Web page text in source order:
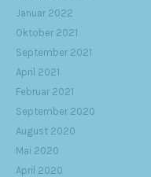
Januar 2022
Oktober 2021
September 2021
April 2021
Februar 2021
September 2020
August 2020
Mai 2020
April 2020